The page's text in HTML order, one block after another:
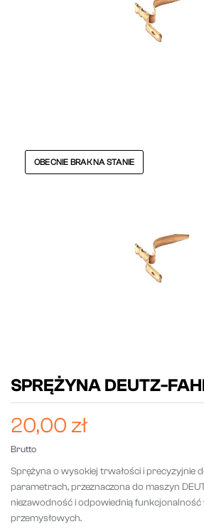
OBECNIE BRAK NA STANIE
SPRĘŻYNA DEUTZ-
20,00 zł
Brutto
Sprężyna o wysokiej trwałości i precyzyjnie
parametrach, przeznaczona do maszyn
niezawodność i odpowiednią
przemysłowych.